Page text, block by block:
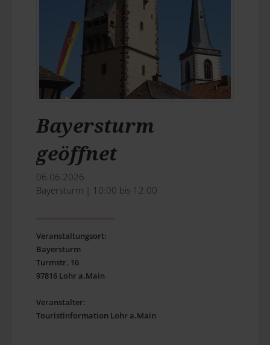
Bayersturm
geöffnet
06.06.2026
Bayersturm | 10:00 bis 12:00
Veranstaltungsort:
Bayersturm
Turmstr. 16
97816 Lohr a.Main
Veranstalter:
Touristinformation Lohr a.Main